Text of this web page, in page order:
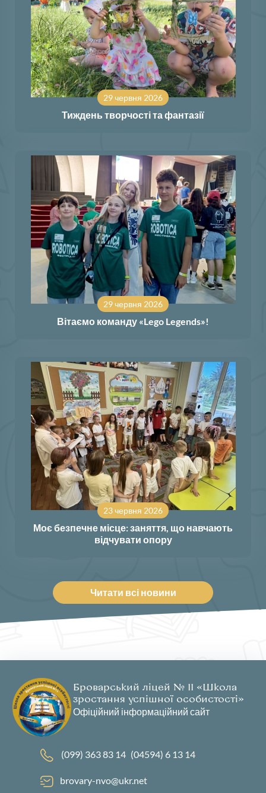
29 червня 2026
Тиждень творчості та фантазії
29 червня 2026
Вітаємо команду «Lego Legends»!
23 червня 2026
Моє безпечне місце: заняття, що навчають
відчувати опору
Читати всі новини
Броварський ліцей № 11 «Школа
зростання успішної особистості»
Офіційний інформаційний сайт
(099) 363 83 14 (04594) 6 13 14
brovary-nvo@ukr.net